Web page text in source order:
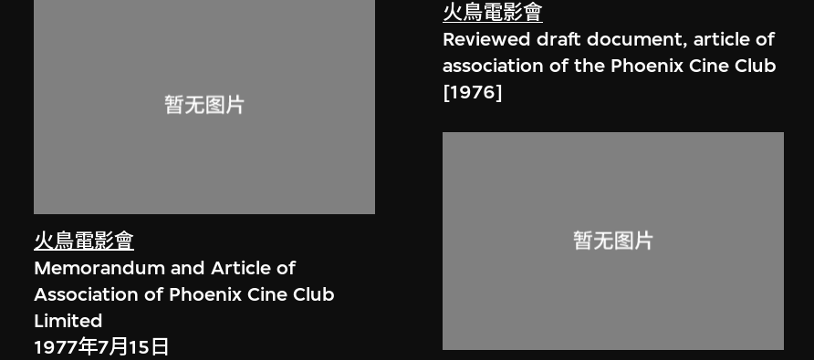
火鳥電影會
Memorandum and Article of
Association of Phoenix Cine Club
Limited
1977年7月15日
火鳥電影會
Reviewed draft document, article of
association of the Phoenix Cine Club
[1976]